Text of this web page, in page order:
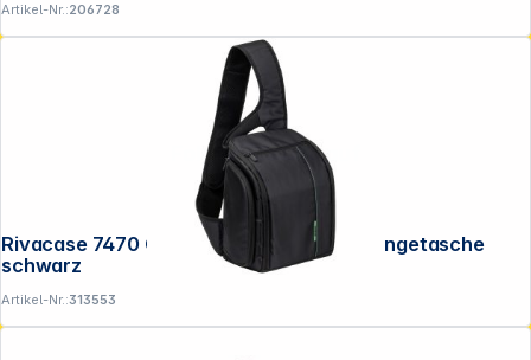
Artikel-Nr.:206728
Rivacase 7470 Green Mantis DSLR Umhängetasche
schwarz
Artikel-Nr.:313553
Folgen Sie uns auf